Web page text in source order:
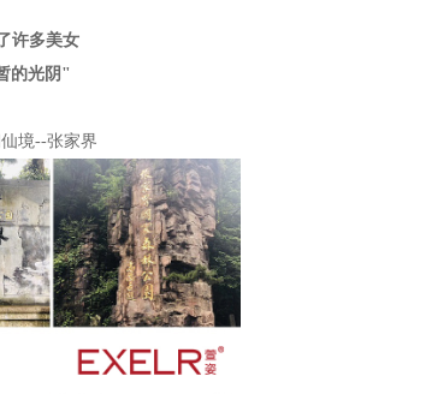
许多美女
的光阴"
境--张家界